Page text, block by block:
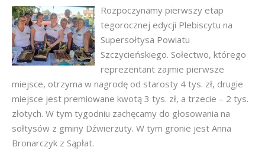
Rozpoczynamy pierwszy etap
tegorocznej edycji Plebiscytu na
Supersołtysa Powiatu
Szczycieńskiego. Sołectwo, którego
reprezentant zajmie pierwsze
miejsce, otrzyma w nagrodę od starosty 4 tys. zł, drugie
miejsce jest premiowane kwotą 3 tys. zł, a trzecie – 2 tys.
złotych. W tym tygodniu zachęcamy do głosowania na
sołtysów z gminy Dźwierzuty. W tym gronie jest Anna
Bronarczyk z Sąpłat.